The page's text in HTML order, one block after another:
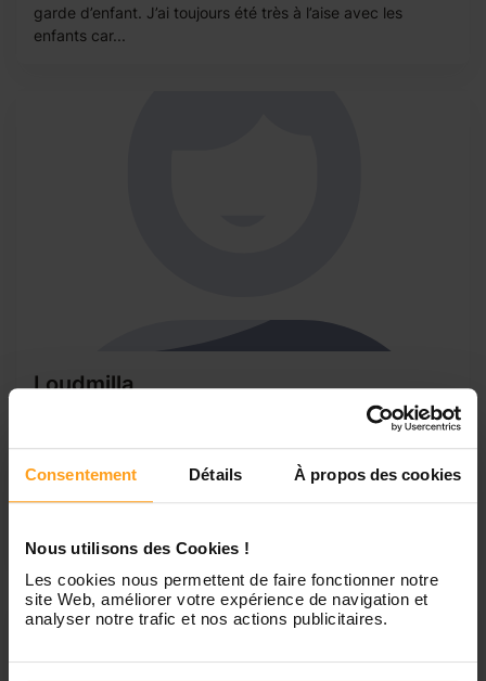
Consentement Détails À propos des cookies
Nous utilisons des Cookies !
Les cookies nous permettent de faire fonctionner notre
site Web, améliorer votre expérience de navigation et
analyser notre trafic et nos actions publicitaires.
garde d’enfant. J’ai toujours été très à l’aise avec les
enfants car...
Loudmilla
je suis étudiante scolarisée avec le cned et dotée du Bafa.
Je souhaite avoir un job de baby-sitter ou pour de l’aide au